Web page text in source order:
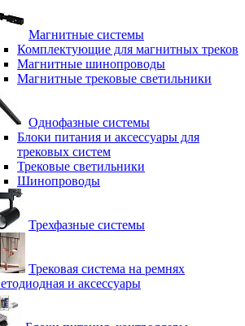
Магнитные системы
Комплектующие для магнитных треков
Магнитные шинопроводы
Магнитные трековые светильники
Однофазные системы
Блоки питания и аксессуары для
трековых систем
Трековые светильники
Шинопроводы
Трехфазные системы
Трековая система на ремнях
и аксессуары